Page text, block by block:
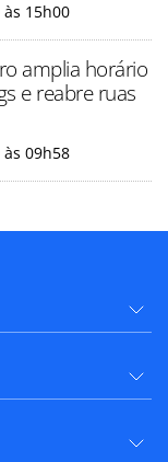
15h00
amplia horário
e reabre ruas
09h58